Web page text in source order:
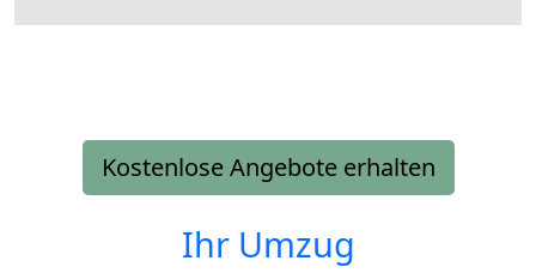
Kostenlose Angebote erhalten
Ihr Umzug